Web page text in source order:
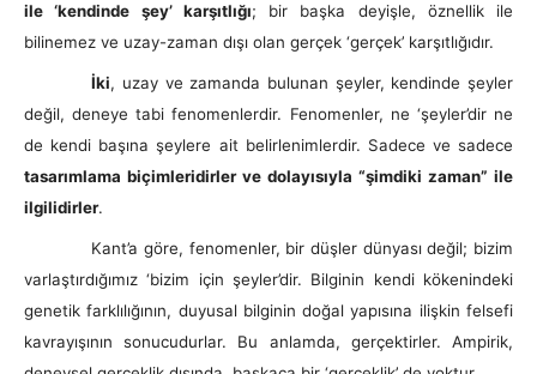
ile ‘kendinde şey’ karşıtlığı; bir başka deyişle, öznellik ile
bilinemez ve uzay-zaman dışı olan gerçek ‘gerçek’ karşıtlığıdır.
İki, uzay ve zamanda bulunan şeyler, kendinde şeyler
değil, deneye tabi fenomenlerdir. Fenomenler, ne ‘şeyler’dir ne
de kendi başına şeylere ait belirlenimlerdir. Sadece ve sadece
tasarımlama biçimleridirler ve dolayısıyla “şimdiki zaman” ile
ilgilidirler.
Kant’a göre, fenomenler, bir düşler dünyası değil; bizim
varlaştırdığımız ‘bizim için şeyler’dir. Bilginin kendi kökenindeki
genetik farklılığının, duyusal bilginin doğal yapısına ilişkin felsefi
kavrayışının sonucudurlar. Bu anlamda, gerçektirler. Ampirik,